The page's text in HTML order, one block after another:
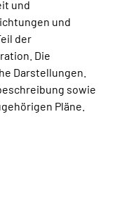
und
und
der
Die
Darstellungen.
sowie
Pläne.